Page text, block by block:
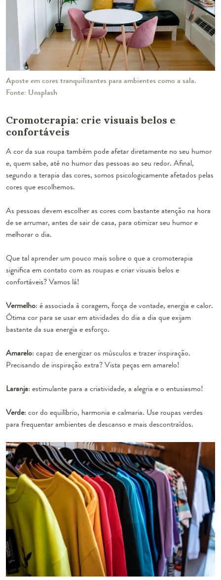
Aposte em cores tranquilizantes para ambientes como a sala.
Fonte: Unsplash
Cromoterapia: crie visuais belos e
confortáveis
A cor da sua roupa também pode afetar diretamente no seu humor
e, quem sabe, até no humor das pessoas ao seu redor. Afinal,
segundo a terapia das cores, somos psicologicamente afetados pelas
cores que escolhemos.
As pessoas devem escolher as cores com bastante atenção na hora
de se arrumar, antes de sair de casa, para otimizar seu humor e
melhorar o dia.
Que tal aprender um pouco mais sobre o que a cromoterapia
significa em contato com as roupas e criar visuais belos e
confortáveis? Vamos lá!
Vermelho: é associada à coragem, força de vontade, energia e calor.
Ótima cor para se usar em atividades do dia a dia que exijam
bastante da sua energia e esforço.
Amarelo: capaz de energizar os músculos e trazer inspiração.
Precisando de inspiração extra? Vista peças em amarelo!
Laranja: estimulante para a criatividade, a alegria e o entusiasmo!
Verde: cor do equilíbrio, harmonia e calmaria. Use roupas verdes
para frequentar ambientes de descanso e mais descontraídos.